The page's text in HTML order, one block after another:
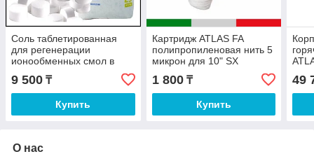
Соль таблетированная
для регенерации
ионообменных смол в
фильтрах 25 кг
9 500 ₸
Купить
Картридж ATLAS FA
полипропиленовая нить 5
микрон для 10" SX
1 800₸
Купить
49
О нас